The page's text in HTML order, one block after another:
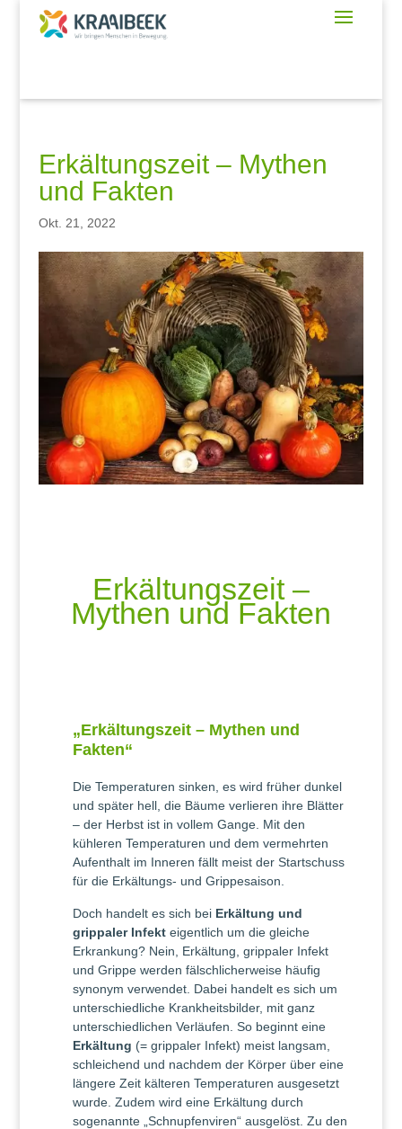
Erkältungszeit – Mythen
und Fakten
Okt. 21, 2022
Erkältungszeit –
Mythen und Fakten
„Erkältungszeit – Mythen und
Fakten“
Die Temperaturen sinken, es wird früher dunkel
und später hell, die Bäume verlieren ihre Blätter
– der Herbst ist in vollem Gange. Mit den
kühleren Temperaturen und dem vermehrten
Aufenthalt im Inneren fällt meist der Startschuss
für die Erkältungs- und Grippesaison.
Doch handelt es sich bei Erkältung und
grippaler Infekteigentlich um die gleiche
Erkrankung? Nein, Erkältung, grippaler Infekt
und Grippe werden fälschlicherweise häufig
synonym verwendet. Dabei handelt es sich um
unterschiedliche Krankheitsbilder, mit ganz
unterschiedlichen Verläufen. So beginnt eine
Erkältung (= grippaler Infekt) meist langsam,
schleichend und nachdem der Körper über eine
längere Zeit kälteren Temperaturen ausgesetzt
wurde. Zudem wird eine Erkältung durch
sogenannte „Schnupfenviren“ ausgelöst. Zu den